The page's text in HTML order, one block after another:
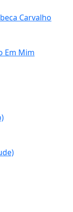
Carvalho
Em Mim